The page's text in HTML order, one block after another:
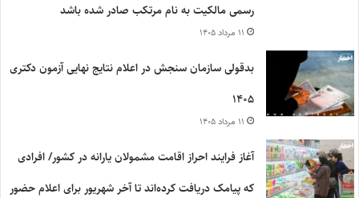
رسمی مالکیت به نام مرتکب صادر شده باشد
۱۱ مرداد ۱۴۰۵
بدقولی سازمان سنجش در اعلام نتایج نهایی آزمون دکتری
۱۴۰۵
۱۱ مرداد ۱۴۰۵
آغاز فرایند احراز اقامت مشمولان یارانه در کشور/ افرادی
که پیامک دریافت کرده‌اند تا آخر شهریور برای اعلام حضور